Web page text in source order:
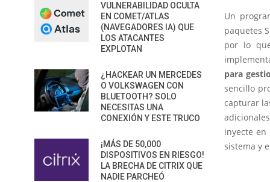
Un
paquetes
por lo
para
sencillo
capturar
inyecte
sistema y
VULNERABILIDAD OCULTA
EN COMET/ATLAS
(NAVEGADORES IA) QUE
LOS ATACANTES
EXPLOTAN
¿HACKEAR UN MERCEDES
O VOLKSWAGEN CON
BLUETOOTH? SOLO
NECESITAS UNA
CONEXIÓN Y ESTE TRUCO
¡MÁS DE 50,000
DISPOSITIVOS EN RIESGO!
LA BRECHA DE CITRIX QUE
NADIE PARCHEÓ